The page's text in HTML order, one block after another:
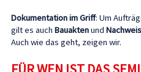
Dokumentation im Griff: Um
gilt es auch Bauaktenund
Auch wie das geht, zeigen wir.